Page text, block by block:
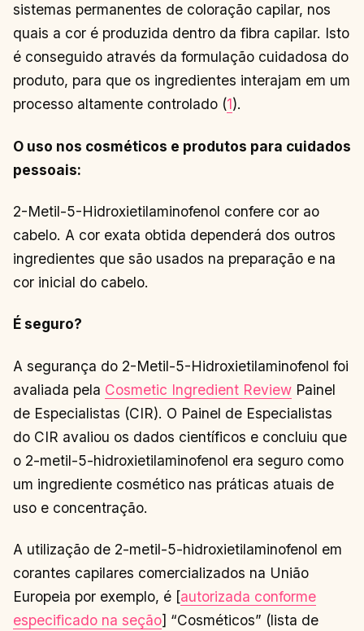
sistemas permanentes de coloração capilar, nos
quais a cor é produzida dentro da fibra capilar. Isto
é conseguido através da formulação cuidadosa do
produto, para que os ingredientes interajam em um
processo altamente controlado (1).
O uso nos cosméticos e produtos para cuidados
pessoais:
2-Metil-5-Hidroxietilaminofenol confere cor ao
cabelo. A cor exata obtida dependerá dos outros
ingredientes que são usados ​​na preparação e na
cor inicial do cabelo.
É seguro?
A segurança do 2-Metil-5-Hidroxietilaminofenol foi
avaliada pela Cosmetic Ingredient Review Painel
de Especialistas (CIR). O Painel de Especialistas
do CIR avaliou os dados científicos e concluiu que
o 2-metil-5-hidroxietilaminofenol era seguro como
um ingrediente cosmético nas práticas atuais de
uso e concentração.
A utilização de 2-metil-5-hidroxietilaminofenol em
corantes capilares comercializados na União
Europeia por exemplo, é [autorizada conforme
especificado na seção] “Cosméticos” (lista de